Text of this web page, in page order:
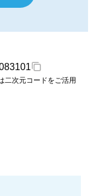
二次元コードをご活用